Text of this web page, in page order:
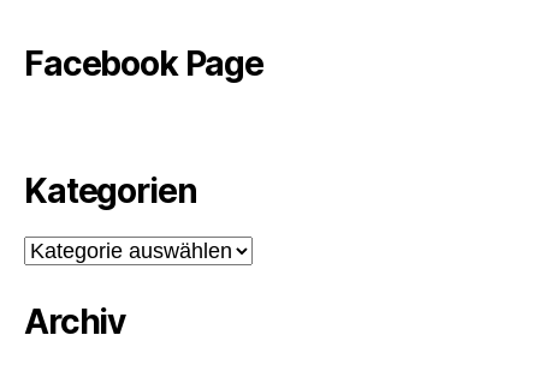
Facebook Page
Kategorien
Kategorien
Archiv